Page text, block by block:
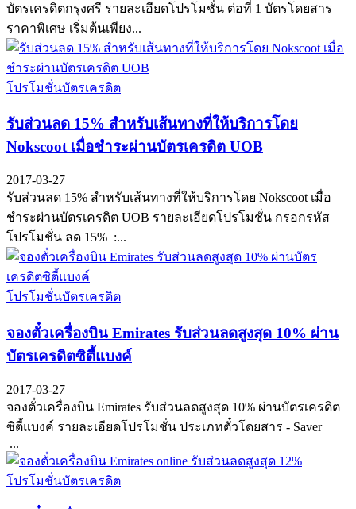
บัตรเครดิตกรุงศรี รายละเอียดโปรโมชั่น ต่อที่ 1 บัตรโดยสาร
ราคาพิเศษ เริ่มต้นเพียง...
โปรโมชั่นบัตรเครดิต
รับส่วนลด 15% สำหรับเส้นทางที่ให้บริการโดย
Nokscoot เมื่อชำระผ่านบัตรเครดิต UOB
2017-03-27
รับส่วนลด 15% สำหรับเส้นทางที่ให้บริการโดย Nokscoot เมื่อ
ชำระผ่านบัตรเครดิต UOB รายละเอียดโปรโมชั่น กรอกรหัส
โปรโมชั่น ลด 15% :...
โปรโมชั่นบัตรเครดิต
จองตั๋วเครื่องบิน Emirates รับส่วนลดสูงสุด 10% ผ่าน
บัตรเครดิตซิตี้แบงค์
2017-03-27
จองตั๋วเครื่องบิน Emirates รับส่วนลดสูงสุด 10% ผ่านบัตรเครดิต
ซิตี้แบงค์ รายละเอียดโปรโมชั่น ประเภทตั๋วโดยสาร - Saver
...
โปรโมชั่นบัตรเครดิต